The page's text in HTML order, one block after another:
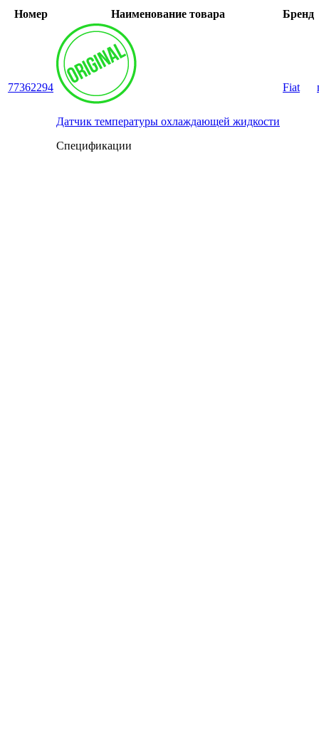
Номер Наименование товара Бренд
77362294
Датчик температуры охлаждающей жидкости
Спецификации
Fiat